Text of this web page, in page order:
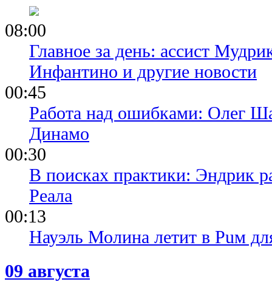
08:00
Главное за день: ассист
Инфантино и другие новости
00:45
Работа над ошибками: Олег
Динамо
00:30
В поисках практики: Эндрик
Реала
00:13
Науэль Молина летит в Puм
09 августа